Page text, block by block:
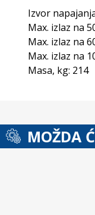
Izvor
Max. izlaz na
Max. izlaz na
Max. izlaz na
Masa, kg: 214
MOŽDA